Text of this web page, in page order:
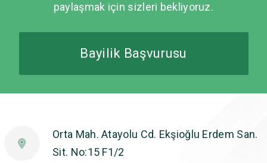
paylaşmak için sizleri bekliyoruz.
Bayilik Başvurusu
Orta Mah. Atayolu Cd. Ekşioğlu Erdem San.
Sit. No:15 F1/2